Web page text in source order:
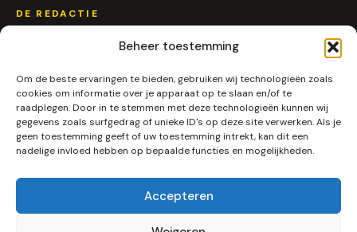
Beheer toestemming
Om de beste ervaringen te bieden, gebruiken wij technologieën zoals
cookies om informatie over je apparaat op te slaan en/of te
raadplegen. Door in te stemmen met deze technologieën kunnen wij
gegevens zoals surfgedrag of unieke ID's op deze site verwerken. Als je
geen toestemming geeft of uw toestemming intrekt, kan dit een
nadelige invloed hebben op bepaalde functies en mogelijkheden.
Accepteren
DE REDACTIE
Samenwerken
SOCIAL
Instagram
RSS